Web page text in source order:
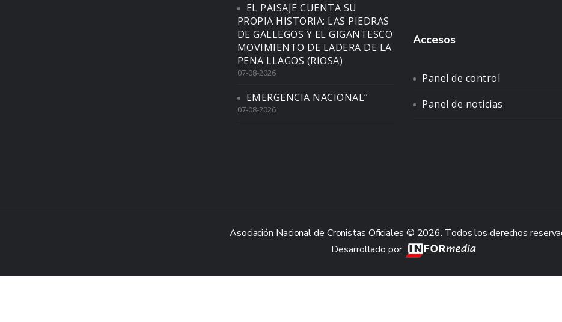
EL PAISAJE CUENTA SU
PROPIA HISTORIA: LAS PIEDRAS
DE GALLEGOS Y EL GIGANTESCO
MOVIMIENTO DE LADERA DE LA
PENA LLAGOS (RIOSA)
07-08-2026
EMERGENCIA NACIONAL”
07-08-2026
Accesos
Panel de control
Panel de noticias
Asociación Nacional de Cronistas Oficiales © 2026. Todos los derechos
Desarrollado por